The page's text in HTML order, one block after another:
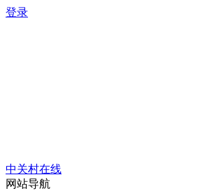
登录
中关村在线
网站导航